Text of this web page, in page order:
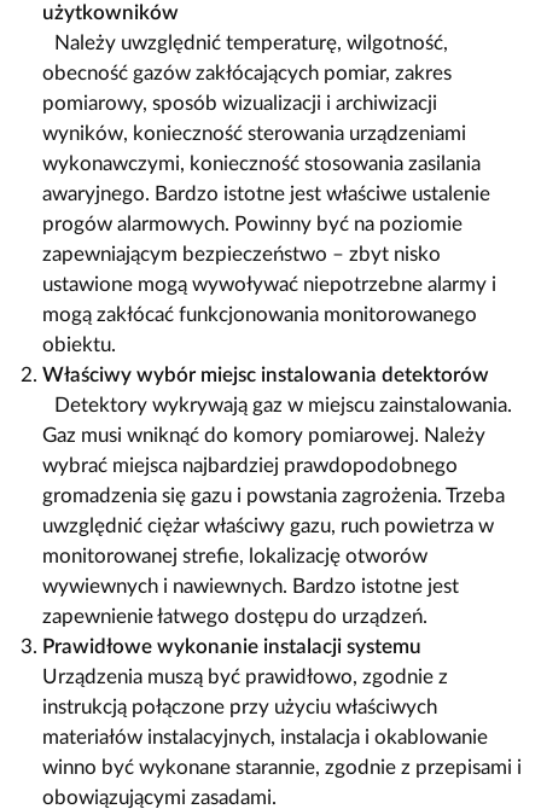
użytkowników
Należy uwzględnić temperaturę, wilgotność,
obecność gazów zakłócających pomiar, zakres
pomiarowy, sposób wizualizacji i archiwizacji
wyników, konieczność sterowania urządzeniami
wykonawczymi, konieczność stosowania zasilania
awaryjnego. Bardzo istotne jest właściwe ustalenie
progów alarmowych. Powinny być na poziomie
zapewniającym bezpieczeństwo – zbyt nisko
ustawione mogą wywoływać niepotrzebne alarmy i
mogą zakłócać funkcjonowania monitorowanego
obiektu.
Właściwy wybór miejsc instalowania detektorów
Detektory wykrywają gaz w miejscu zainstalowania.
Gaz musi wniknąć do komory pomiarowej. Należy
wybrać miejsca najbardziej prawdopodobnego
gromadzenia się gazu i powstania zagrożenia. Trzeba
uwzględnić ciężar właściwy gazu, ruch powietrza w
monitorowanej strefie, lokalizację otworów
wywiewnych i nawiewnych. Bardzo istotne jest
zapewnienie łatwego dostępu do urządzeń.
Prawidłowe wykonanie instalacji systemu
Urządzenia muszą być prawidłowo, zgodnie z
instrukcją połączone przy użyciu właściwych
materiałów instalacyjnych, instalacja i okablowanie
winno być wykonane starannie, zgodnie z przepisami i
obowiązującymi zasadami.